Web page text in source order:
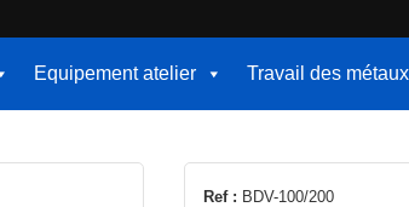
Equipement atelier Travail des métaux
Ref : BDV-100/200
Ce